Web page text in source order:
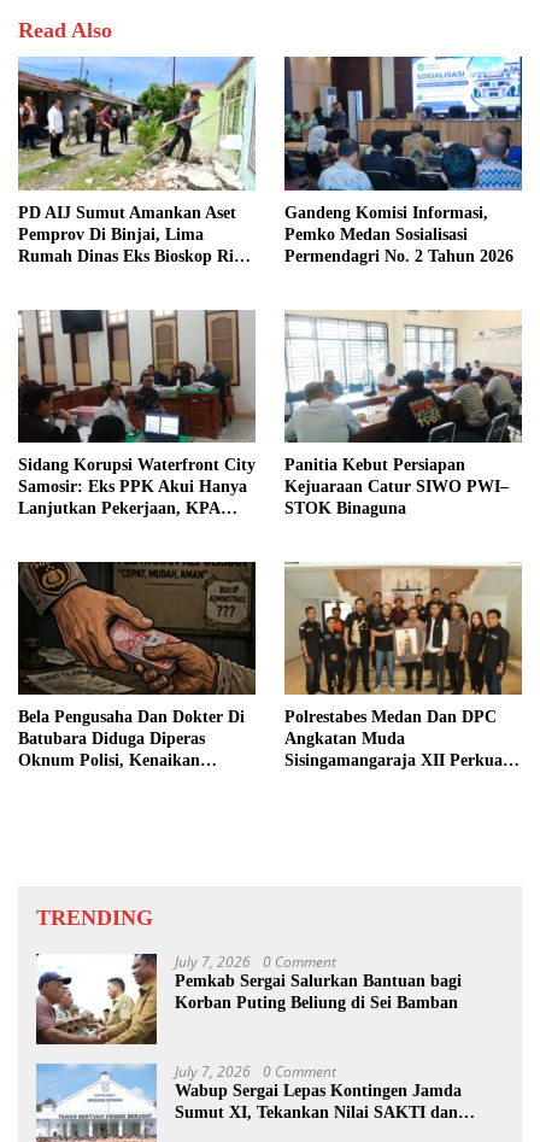
Read Also
PD AIJ Sumut Amankan Aset
Pemprov Di Binjai, Lima
Rumah Dinas Eks Bioskop Ria
Gandeng Komisi Informasi,
Pemko Medan Sosialisasi
Permendagri No. 2 Tahun 2026
Sidang Korupsi Waterfront City
Samosir: Eks PPK Akui Hanya
Lanjutkan Pekerjaan, KPA
Panitia Kebut Persiapan
Kejuaraan Catur SIWO PWI–
STOK Binaguna
Bela Pengusaha Dan Dokter Di
Batubara Diduga Diperas
Oknum Polisi, Kenaikan
Polrestabes Medan Dan DPC
Angkatan Muda
Sisingamangaraja XII Perkuat
TRENDING
July 7, 2026 0 Comment
Pemkab Sergai Salurkan Bantuan bagi
Korban Puting Beliung di Sei Bamban
July 7, 2026 0 Comment
Wabup Sergai Lepas Kontingen Jamda
Sumut XI, Tekankan Nilai SAKTI dan